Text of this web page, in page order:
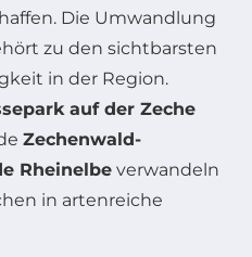
Die Umwandlung
zu den sichtbarsten
in der Region.
auf der Zeche
Zechenwald-
Rheinelbe verwandeln
in artenreiche